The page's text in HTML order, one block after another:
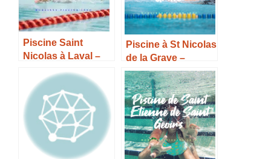
Piscine Saint
Nicolas à Laval –
Infos –
Piscine à St Nicolas
de la Grave –
Horaires, Tarifs et
Infos –